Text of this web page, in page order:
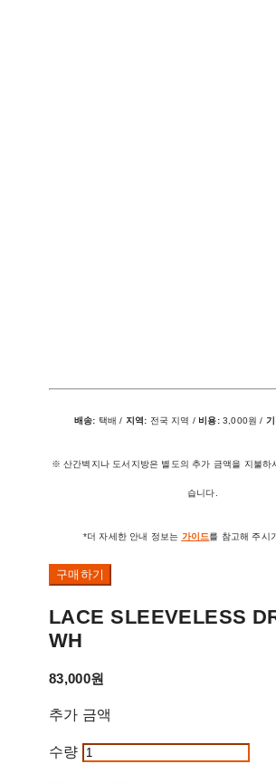
배송: 택배 / 지역: 전국 지역 / 비용:3,000원 /
※ 산간벽지나 도서지방은 별도의 추가 금액을 지불하
습니다.
*더 자세한 안내 정보는 가이드를 참고해 주시
구매하기
LACE SLEEVELESS
WH
83,000원
추가 금액
수량